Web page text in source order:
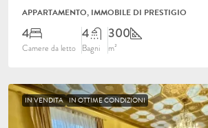
APPARTAMENTO, IMMOBILE DI PRESTIGIO
4
Camere da letto
4
Bagni
300
m²
IN VENDITA IN OTTIME CONDIZIONI